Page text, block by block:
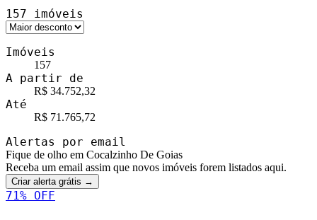
157 imóveis
Imóveis
157
A partir de
R$ 34.752,32
Até
R$ 71.765,72
Alertas por email
Fique de olho em Cocalzinho De Goias
Receba um email assim que novos imóveis forem listados aqui.
Criar alerta grátis →
71% OFF